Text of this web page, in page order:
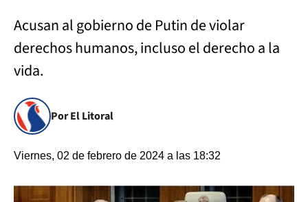
Acusan al gobierno de Putin de violar
derechos humanos, incluso el derecho a la
vida.
Por El Litoral
Viernes, 02 de febrero de 2024 a las 18:32